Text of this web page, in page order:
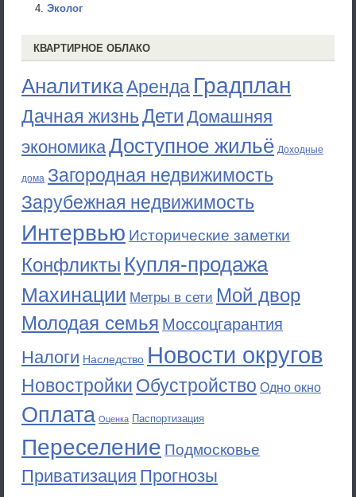
Эколог
КВАРТИРНОЕ ОБЛАКО
АналитикаАренда Градплан
Дачная жизньДети Домашняя
экономикаДоступное жильё Доходные
дома Загородная недвижимость
Зарубежная недвижимость
Интервью Исторические заметки
Конфликты Купля-продажа
Махинации Метры в сети Мой двор
Молодая семья Моссоцгарантия
Налоги Наследство Новости округов
Новостройки Обустройство Одно окно
Оплата Оценка Паспортизация
Переселение Подмосковье
Приватизация Прогнозы